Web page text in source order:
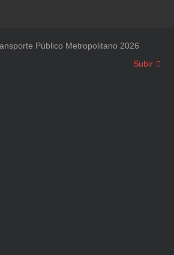
Público Metropolitano 2026
Subir